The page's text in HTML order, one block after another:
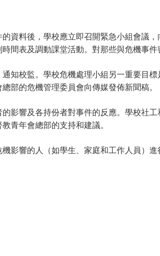
資料後，學校應立即召開緊急小組會議
間表及調動課堂活動。對那些與危機事件
知校監。學校危機處理小組另一重要目
部的危機管理委員會向傳媒發佈新聞稿。
影響及各持份者對事件的反應。學校社
青年會總部的支持和建議。
影響的人（如學生、家庭和工作人員）